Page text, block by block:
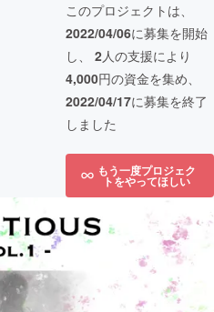
このプロジェクトは、
2022/04/06に募集を開始
し、 2人の支援により
4,000円の資金を集め、
2022/04/17に募集を終了
しました
もう一度プロジェク
トをやってほしい